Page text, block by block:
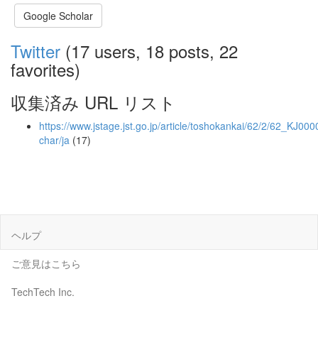
Google Scholar
Twitter (17 users, 18 posts, 22
favorites)
収集済み URL リスト
https://www.jstage.jst.go.jp/article/toshokankai/62/2/
char/ja (17)
ヘルプ
ご意見はこちら
TechTech Inc.